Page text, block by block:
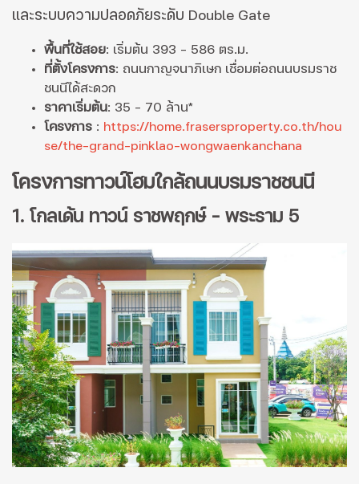
และระบบความปลอดภัยระดับ Double Gate
พื้นที่ใช้สอย: เริ่มต้น 393 - 586 ตร.ม.
ที่ตั้งโครงการ: ถนนกาญจนาภิเษก เชื่อมต่อถนนบรมราช
ชนนีได้สะดวก
ราคาเริ่มต้น: 35 - 70 ล้าน*
โครงการ : https://home.frasersproperty.co.th/hou
se/the-grand-pinklao-wongwaenkanchana
โครงการทาวน์โฮมใกล้ถนนบรมราชชนนี
1. โกลเด้น ทาวน์ ราชพฤกษ์ - พระราม 5